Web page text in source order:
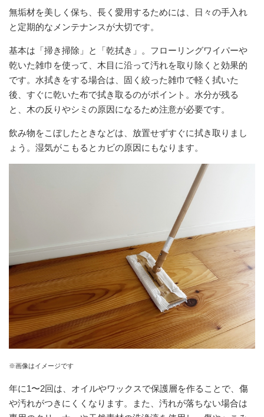
無垢材を美しく保ち、長く愛用するためには、日々の手入れ
と定期的なメンテナンスが大切です。
基本は「掃き掃除」と「乾拭き」。フローリングワイパーや
乾いた雑巾を使って、木目に沿って汚れを取り除くと効果的
です。水拭きをする場合は、固く絞った雑巾で軽く拭いた
後、すぐに乾いた布で拭き取るのがポイント。水分が残る
と、木の反りやシミの原因になるため注意が必要です。
飲み物をこぼしたときなどは、放置せずすぐに拭き取りまし
ょう。湿気がこもるとカビの原因にもなります。
※画像はイメージです
年に1〜2回は、オイルやワックスで保護層を作ることで、傷
や汚れがつきにくくなります。また、汚れが落ちない場合は